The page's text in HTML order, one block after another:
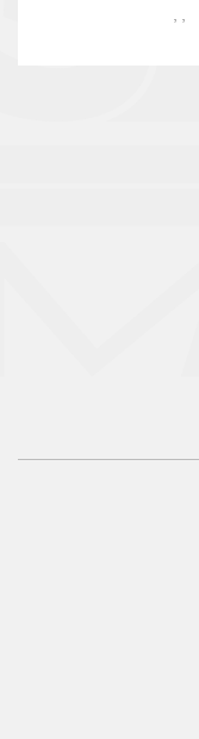
, ,